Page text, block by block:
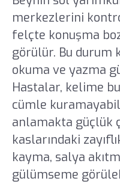
merkezlerini
felçte konuşma
görülür. Bu durum
okuma ve yazma
Hastalar, kelime
cümle
anlamakta güçlük
kaslarındaki
kayma, salya
gülümseme